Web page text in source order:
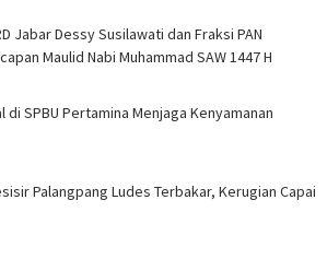
Jabar Dessy Susilawati dan Fraksi PAN
Maulid Nabi Muhammad SAW 1447 H
di SPBU Pertamina Menjaga Kenyamanan
Palangpang Ludes Terbakar, Kerugian Capai